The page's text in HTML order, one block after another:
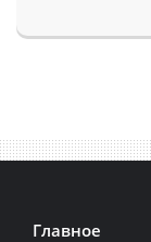
Главное